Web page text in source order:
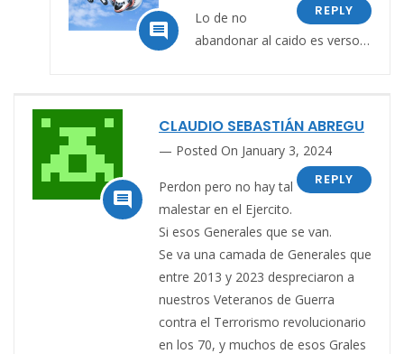

REPLY
Lo de no
abandonar al caido es verso…

CLAUDIO SEBASTIÁN ABREGU
Posted On January 3, 2024
REPLY
Perdon pero no hay tal
malestar en el Ejercito.
Si esos Generales que se van.
Se va una camada de Generales que
entre 2013 y 2023 despreciaron a
nuestros Veteranos de Guerra
contra el Terrorismo revolucionario
en los 70, y muchos de esos Grales